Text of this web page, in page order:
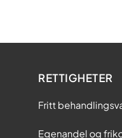
RETTIGHETER
Fritt
Egenandel og